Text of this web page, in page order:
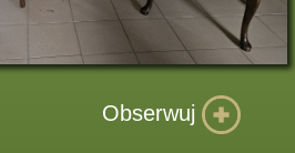
Obserwuj